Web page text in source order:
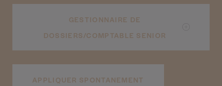
GESTIONNAIRE DE
DOSSIERS/COMPTABLE SENIOR
APPLIQUER SPONTANEMENT